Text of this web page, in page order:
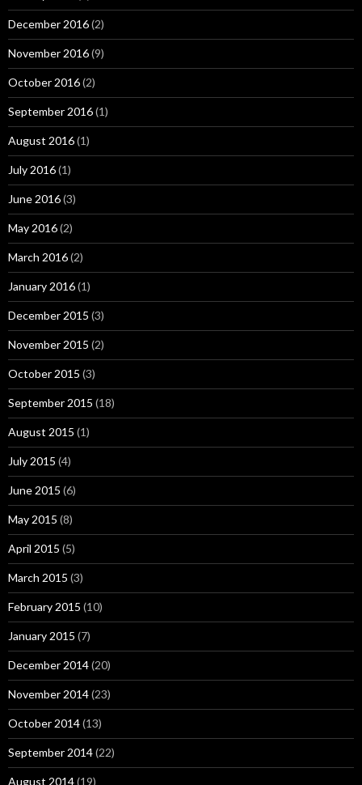
December 2016(2)
November 2016(9)
October 2016(2)
September 2016(1)
August 2016(1)
July 2016(1)
June 2016(3)
May 2016(2)
March 2016(2)
January 2016(1)
December 2015 (3)
November 2015 (2)
October 2015 (3)
September 2015 (18)
August 2015 (1)
July 2015 (4)
June 2015 (6)
May 2015 (8)
April 2015 (5)
March 2015 (3)
February 2015 (10)
January 2015 (7)
December 2014(20)
November 2014(23)
October 2014(13)
September 2014(22)
August 2014(19)